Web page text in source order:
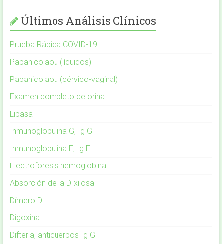
Últimos Análisis Clínicos
Prueba Rápida COVID-19
Papanicolaou (líquidos)
Papanicolaou (cérvico-vaginal)
Examen completo de orina
Lipasa
Inmunoglobulina G, Ig G
Inmunoglobulina E, Ig E
Electroforesis hemoglobina
Absorción de la D-xilosa
Dímero D
Digoxina
Difteria, anticuerpos Ig G